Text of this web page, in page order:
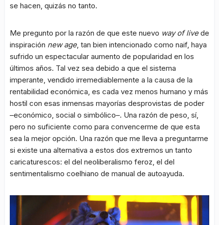
se hacen, quizás no tanto.
Me pregunto por la razón de que este nuevo way of livede
inspiración new age, tan bien intencionado como naif, haya
sufrido un espectacular aumento de popularidad en los
últimos años. Tal vez sea debido a que el sistema
imperante, vendido irremediablemente a la causa de la
rentabilidad económica, es cada vez menos humano y más
hostil con esas inmensas mayorías desprovistas de poder
–económico, social o simbólico–. Una razón de peso, sí,
pero no suficiente como para convencerme de que esta
sea la mejor opción. Una razón que me lleva a preguntarme
si existe una alternativa a estos dos extremos un tanto
caricaturescos: el del neoliberalismo feroz, el del
sentimentalismo coelhiano de manual de autoayuda.